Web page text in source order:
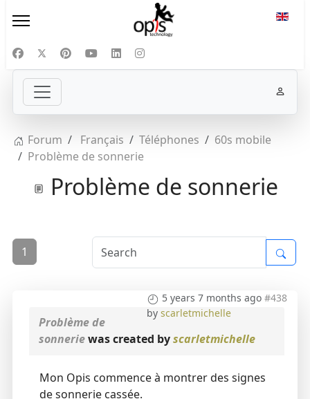
Forum Français Téléphones
60s mobile
Problème de sonnerie
Problème de sonnerie
1
5 years 7 months ago #438
byscarletmichelle
Problème de
sonneriewas created byscarletmichelle
Mon Opis commence à montrer des signes
de sonnerie cassée.